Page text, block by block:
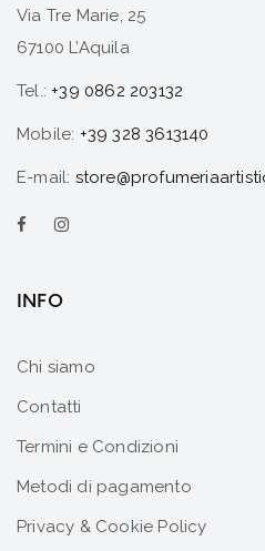
Via Tre Marie, 25
67100 L’Aquila
Tel.: +39 0862 203132
Mobile: +39 328 3613140
E-mail:
INFO
Chi siamo
Contatti
Termini e Condizioni
Metodi di pagamento
Privacy & Cookie Policy